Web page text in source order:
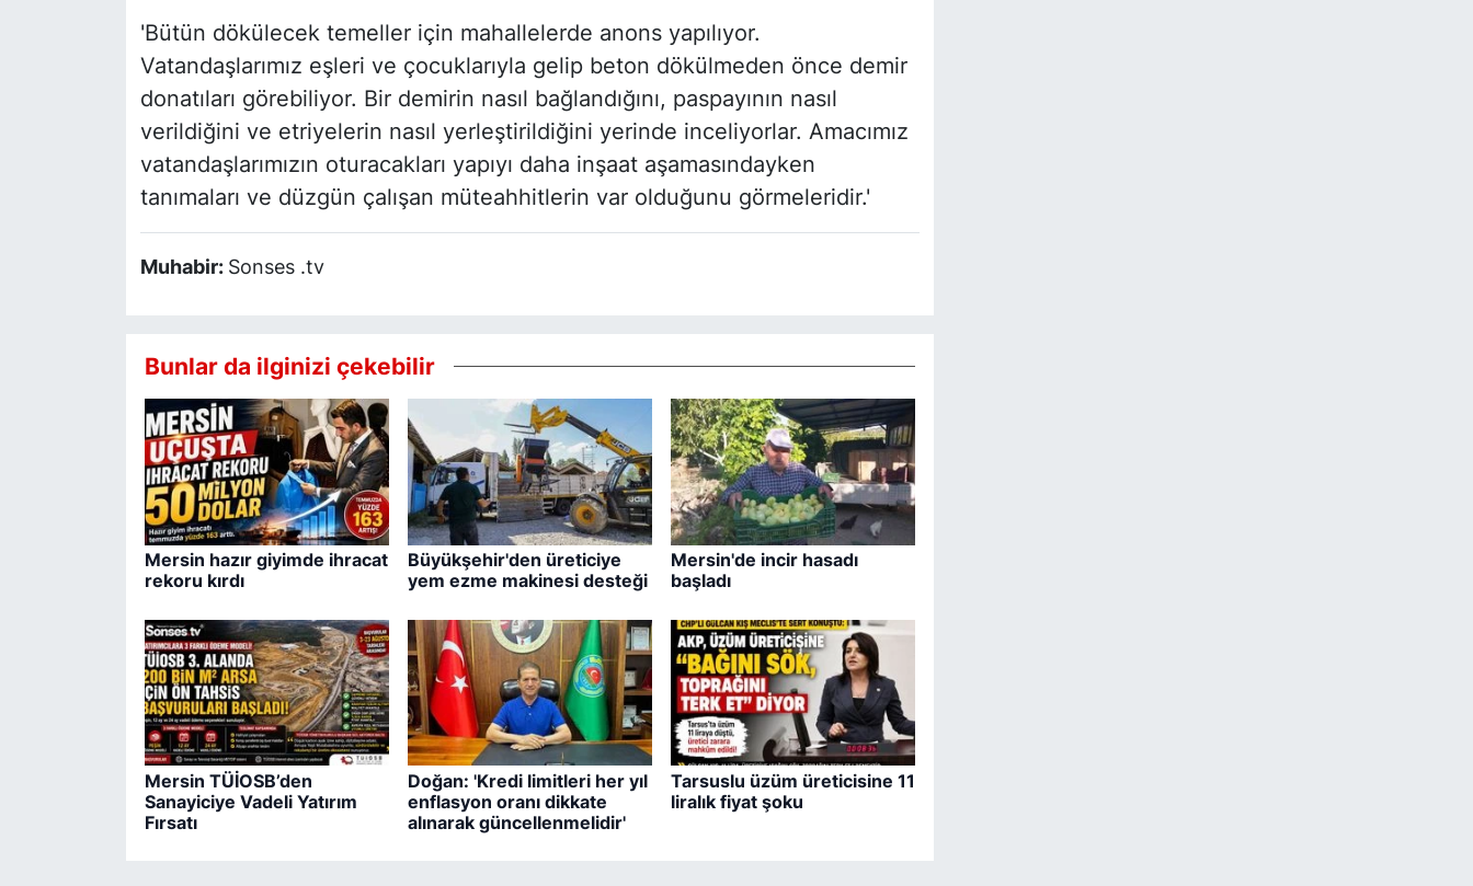
'Bütün dökülecek temeller için mahallelerde anons yapılıyor.
Vatandaşlarımız eşleri ve çocuklarıyla gelip beton dökülmeden önce demir
donatıları görebiliyor. Bir demirin nasıl bağlandığını, paspayının nasıl
verildiğini ve etriyelerin nasıl yerleştirildiğini yerinde inceliyorlar. Amacımız
vatandaşlarımızın oturacakları yapıyı daha inşaat aşamasındayken
tanımaları ve düzgün çalışan müteahhitlerin var olduğunu görmeleridir.'
Muhabir: Sonses .tv
Bunlar da ilginizi çekebilir
Mersin hazır giyimde ihracat
rekoru kırdı
Büyükşehir'den üreticiye
yem ezme makinesi desteği
Mersin'de incir hasadı
başladı
Mersin TÜİOSB’den
Sanayiciye Vadeli Yatırım
Fırsatı
Doğan: 'Kredi limitleri her yıl
enflasyon oranı dikkate
alınarak güncellenmelidir'
Tarsuslu üzüm üreticisine 11
liralık fiyat şoku